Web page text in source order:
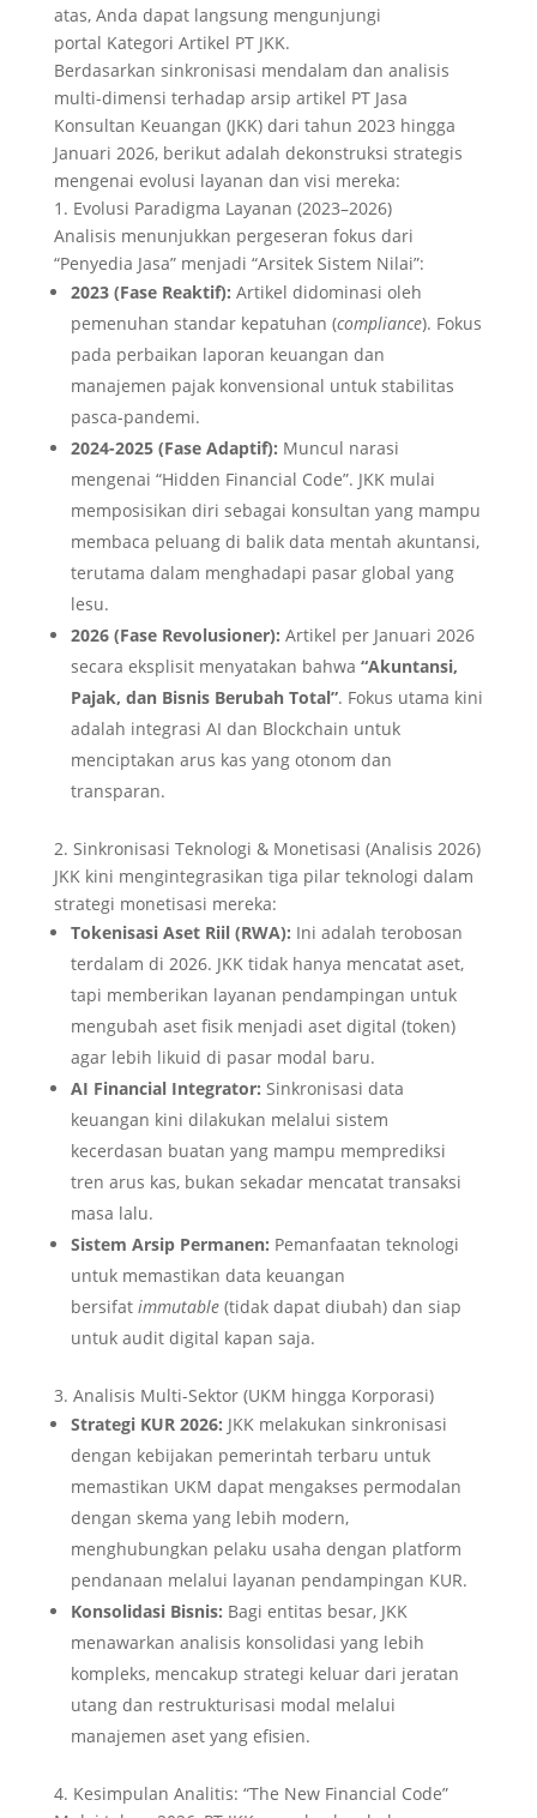
atas, Anda dapat langsung mengunjungi
portal Kategori Artikel PT JKK.
Berdasarkan sinkronisasi mendalam dan analisis
multi-dimensi terhadap arsip artikel PT Jasa
Konsultan Keuangan (JKK)dari tahun 2023 hingga
Januari 2026, berikut adalah dekonstruksi strategis
mengenai evolusi layanan dan visi mereka:
1. Evolusi Paradigma Layanan (2023–2026)
Analisis menunjukkan pergeseran fokus dari
“Penyedia Jasa” menjadi “Arsitek Sistem Nilai”:
2023 (Fase Reaktif): Artikel didominasi oleh
pemenuhan standar kepatuhan (compliance). Fokus
pada perbaikan laporan keuangan dan
manajemen pajak konvensional untuk stabilitas
pasca-pandemi.
2024-2025 (Fase Adaptif): Muncul narasi
mengenai “Hidden Financial Code”. JKK mulai
memposisikan diri sebagai konsultan yang mampu
membaca peluang di balik data mentah akuntansi,
terutama dalam menghadapi pasar global yang
lesu.
2026 (Fase Revolusioner): Artikel per Januari 2026
secara eksplisit menyatakan bahwa “Akuntansi,
Pajak, dan Bisnis Berubah Total”. Fokus utama kini
adalah integrasi AI dan Blockchain untuk
menciptakan arus kas yang otonom dan
transparan.
2. Sinkronisasi Teknologi & Monetisasi (Analisis 2026)
JKK kini mengintegrasikan tiga pilar teknologi dalam
strategi monetisasi mereka:
Tokenisasi Aset Riil (RWA): Ini adalah terobosan
terdalam di 2026. JKK tidak hanya mencatat aset,
tapi memberikan layanan pendampingan untuk
mengubah aset fisik menjadi aset digital (token)
agar lebih likuid di pasar modal baru.
AI Financial Integrator: Sinkronisasi data
keuangan kini dilakukan melalui sistem
kecerdasan buatan yang mampu memprediksi
tren arus kas, bukan sekadar mencatat transaksi
masa lalu.
Sistem Arsip Permanen: Pemanfaatan teknologi
untuk memastikan data keuangan
bersifat immutable(tidak dapat diubah) dan siap
untuk audit digital kapan saja.
3. Analisis Multi-Sektor (UKM hingga Korporasi)
Strategi KUR 2026: JKK melakukan sinkronisasi
dengan kebijakan pemerintah terbaru untuk
memastikan UKM dapat mengakses permodalan
dengan skema yang lebih modern,
menghubungkan pelaku usaha dengan platform
pendanaan melalui layanan pendampingan KUR.
Konsolidasi Bisnis: Bagi entitas besar, JKK
menawarkan analisis konsolidasi yang lebih
kompleks, mencakup strategi keluar dari jeratan
utang dan restrukturisasi modal melalui
manajemen aset yang efisien.
4. Kesimpulan Analitis: “The New Financial Code”